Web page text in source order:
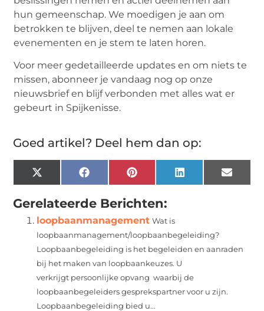
hun gemeenschap. We moedigen je aan om
betrokken te blijven, deel te nemen aan lokale
evenementen en je stem te laten horen.
Voor meer gedetailleerde updates en om niets te
missen, abonneer je vandaag nog op onze
nieuwsbrief en blijf verbonden met alles wat er
gebeurt in Spijkenisse.
Goed artikel? Deel hem dan op:
X
(Twitter)
FacebookPinterest LinkedIn Email
Gerelateerde Berichten:
loopbaanmanagement Wat is
loopbaanmanagement/loopbaanbegeleiding?
Loopbaanbegeleiding is het begeleiden en aanraden
bij het maken van loopbaankeuzes. U
verkrijgt persoonlijke opvang waarbij de
loopbaanbegeleiders gesprekspartner voor u zijn.
Loopbaanbegeleiding bied u...